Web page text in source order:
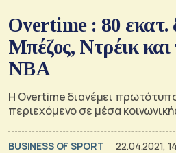
Overtime : 80 εκατ.
Μπέζος, Ντρέικ και
ΝΒΑ
Η Overtime διανέμει
περιεχόμενο σε μέσα
BUSINESS OF SPORT 22.04.2021,